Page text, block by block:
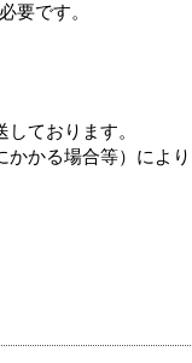
要です。
ております。
かる場合等）によ